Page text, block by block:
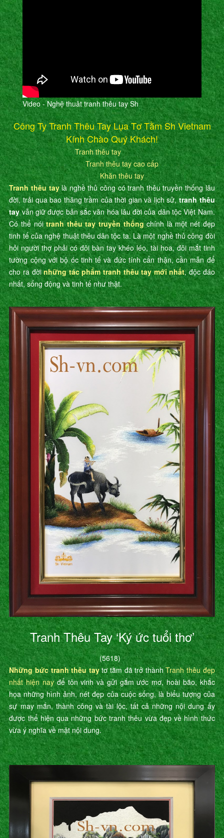
Video - Nghệ thuât tranh thêu tay Sh
Công Ty Tranh Thêu Tay Lụa Tơ Tằm Sh Vietnam
Kính Chào Quý Khách!
Tranh thêu tay
Tranh thêu tay cao cấp
Khăn thêu tay
Tranh thêu taylà nghề thủ công có tranh thêu truyền thống lâu
đời, trải qua bao thăng trầm của thời gian và lịch sử,tranh thêu
tayvẫn giữ được bản sắc văn hóa lâu đời của dân tộc Việt Nam.
Có thể nóitranh thêu tay truyền thốngchính là một nét đẹp
tinh tế của nghệ thuật thêu dân tộc ta. Là một nghề thủ công đòi
hỏi người thợ phải có đôi bàn tay khéo léo, tài hoa, đôi mắt tinh
tường cộng với bộ óc tinh tế và đức tính cẩn thận, cần mẫn để
cho ra đờinhững tác phẩm tranh thêu tay mới nhất, độc đáo
nhất, sống động và tinh tế như thật.
Tranh Thêu Tay ‘Ký ức tuổi thơ’
(5618)
Những bức tranh thêu taytơ tằm đã trở thànhTranh thêu đẹp
nhất hiện nayđể tôn vinh và gửi gắm ước mơ, hoài bão, khắc
họa những hình ảnh, nét đẹp của cuộc sống, là biểu tượng của
sự may mắn, thành công và tài lộc, tất cả những nội dung ấy
được thể hiện qua những bức tranh thêu vừa đẹp về hình thức
vừa ý nghĩa về mặt nội dung.